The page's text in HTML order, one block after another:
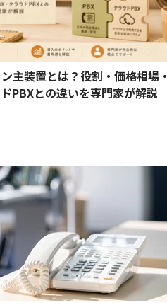
主装置とは？役割・価格相場・
PBXとの違いを専門家が解説